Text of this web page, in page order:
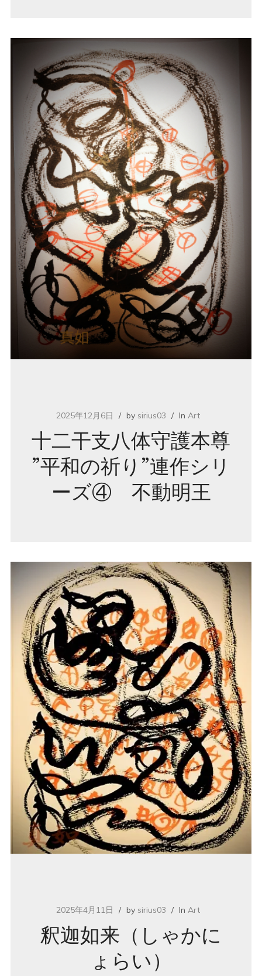
2025年12月6日 by sirius03 In Art
十二干支八体守護本尊
”平和の祈り”連作シリ
ーズ④ 不動明王
2025年4月11日 by sirius03 In Art
釈迦如来（しゃかに
ょらい）